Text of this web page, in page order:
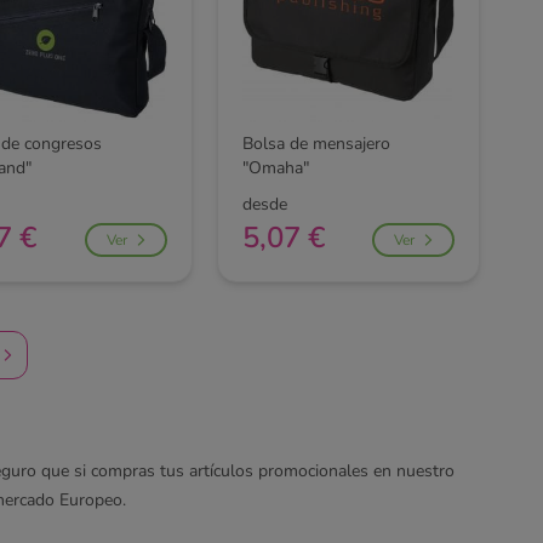
congresos
€ Ver
Bolsa de mensajero
"Omaha"
desde
5,07 € Ver
que si compras tus artículos promocionales en nuestro
Europeo.
caso de que no encuentres el producto que estás